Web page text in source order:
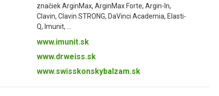
značiek ArginMax, ArginMax Forte, Argin-In,
Clavin, Clavin STRONG, DaVinci Academia, Elasti-
Q, Imunit, ...
www.imunit.sk
www.drweiss.sk
www.swisskonskybalzam.sk